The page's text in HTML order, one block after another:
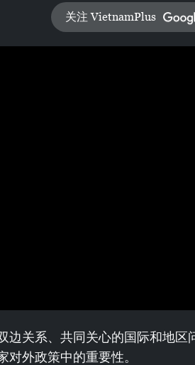
关注 VietnamPlus
边关系、共同关心的国际和地区
外政策中的重要性。